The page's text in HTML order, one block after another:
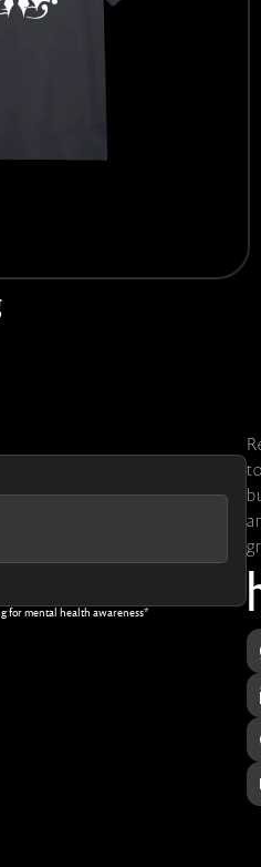
for mental health awareness*